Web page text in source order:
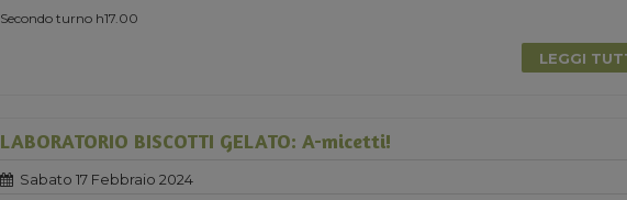
Secondo turno h17.00
LEGGI
LABORATORIO BISCOTTI GELATO: A-micetti!
Sabato 17 Febbraio 2024